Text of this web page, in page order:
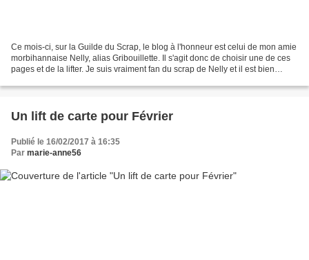
Ce mois-ci, sur la Guilde du Scrap, le blog à l'honneur est celui de mon amie
morbihannaise Nelly, alias Gribouillette. Il s'agit donc de choisir une de ces
pages et de la lifter. Je suis vraiment fan du scrap de Nelly et il est bien
Un lift de carte pour Février
Publié le 16/02/2017 à 16:35
Par marie-anne56